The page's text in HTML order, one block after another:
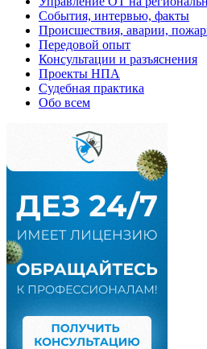
События, интервью, факты
Происшествия, аварии,
Передовой опыт
Консультации и разъяснения
Проекты НПА
Судебная практика
Обо всем